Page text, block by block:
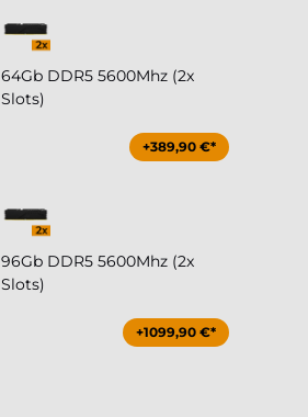
64Gb DDR5 5600Mhz (2x
Slots)
+389,90 €*
96Gb DDR5 5600Mhz (2x
Slots)
+1099,90 €*